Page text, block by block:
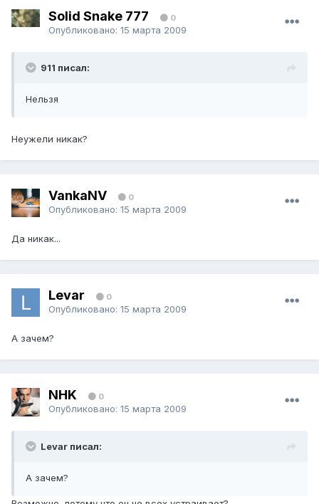
Solid Snake 777 0
Опубликовано: 15 марта 2009
911 писал:
Нельзя
Неужели никак?
VankaNV 0
Опубликовано: 15 марта 2009
Да никак...
Levar 0
Опубликовано: 15 марта 2009
А зачем?
NHK 0
Опубликовано: 15 марта 2009
Levar писал:
А зачем?